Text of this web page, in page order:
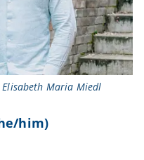
Maria Miedl
him)